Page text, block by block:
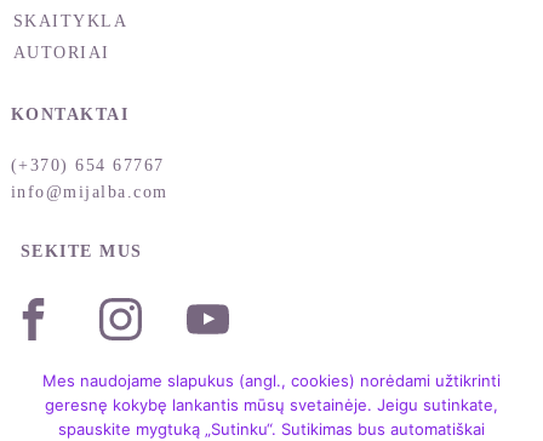
SKAITYKLA
AUTORIAI
KONTAKTAI
(+370) 654 67767
info@mijalba.com
SEKITE MUS
Mes naudojame slapukus (angl., cookies) norėdami užtikrinti
geresnę kokybę lankantis mūsų svetainėje. Jeigu sutinkate,
spauskite mygtuką „Sutinku“. Sutikimas bus automatiškai